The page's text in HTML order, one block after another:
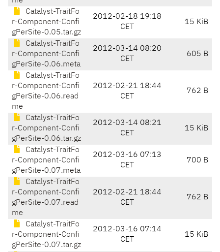
Catalyst-TraitFo
r-Component-Confi
gPerSite-0.05.tar.gz
2012-02-18 19:18
CET
15 KiB
Catalyst-TraitFo
r-Component-Confi
gPerSite-0.06.meta
2012-03-14 08:20
CET
605 B
Catalyst-TraitFo
r-Component-Confi
gPerSite-0.06.read
me
2012-02-21 18:44
CET
762 B
Catalyst-TraitFo
r-Component-Confi
gPerSite-0.06.tar.gz
2012-03-14 08:21
CET
15 KiB
Catalyst-TraitFo
r-Component-Confi
gPerSite-0.07.meta
2012-03-16 07:13
CET
700 B
Catalyst-TraitFo
r-Component-Confi
gPerSite-0.07.read
me
2012-02-21 18:44
CET
762 B
Catalyst-TraitFo
r-Component-Confi
gPerSite-0.07.tar.gz
2012-03-16 07:14
CET
15 KiB